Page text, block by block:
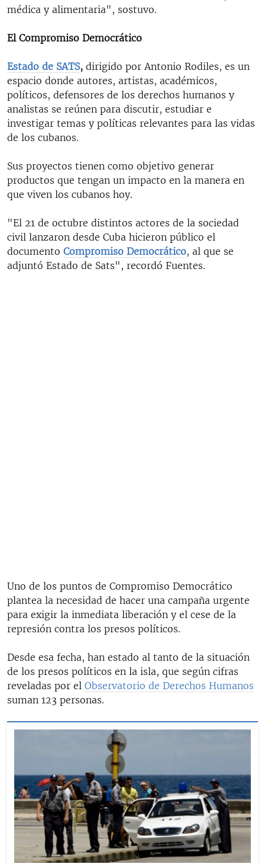
médica y alimentaria", sostuvo.
El Compromiso Democrático
Estado de SATS, dirigido por Antonio Rodiles, es un
espacio donde autores, artistas, académicos,
políticos, defensores de los derechos humanos y
analistas se reúnen para discutir, estudiar e
investigar temas y políticas relevantes para las vidas
de los cubanos.
Sus proyectos tienen como ​objetivo generar
productos que tengan un impacto en la manera en
que viven los cubanos hoy.
"El 21 de octubre distintos actores de la sociedad
civil lanzaron desde Cuba hicieron público el
documento Compromiso Democrático, al que se
adjuntó Estado de Sats", recordó Fuentes.
Uno de los puntos de Compromiso Democrático
plantea la necesidad de hacer una campaña urgente
para exigir la inmediata liberación y el cese de la
represión contra los presos políticos.
Desde esa fecha, han estado al tanto de la situación
de los presos políticos en la isla, que según cifras
reveladas por el Observatorio de Derechos Humanos
suman 123 personas.